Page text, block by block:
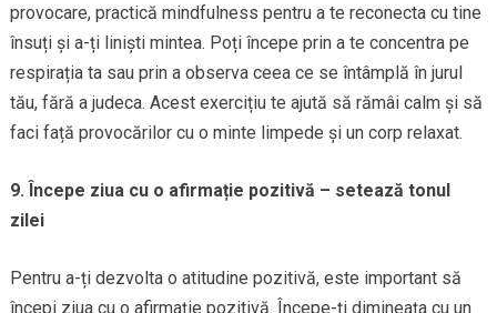
provocare, practică mindfulness pentru a te reconecta cu tine
însuți și a-ți liniști mintea. Poți începe prin a te concentra pe
respirația ta sau prin a observa ceea ce se întâmplă în jurul
tău, fără a judeca. Acest exercițiu te ajută să rămâi calm și să
faci față provocărilor cu o minte limpede și un corp relaxat.
9. Începe ziua cu o afirmație pozitivă – setează tonul
zilei
Pentru a-ți dezvolta o atitudine pozitivă, este important să
începi ziua cu o afirmație pozitivă. Începe-ți dimineața cu un